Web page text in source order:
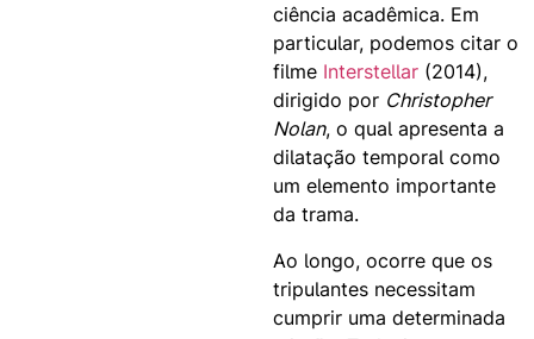
ciência acadêmica. Em
particular, podemos citar o
filme Interstellar (2014),
dirigido por Christopher
Nolan, o qual apresenta a
dilatação temporal como
um elemento importante
da trama.
Ao longo, ocorre que os
tripulantes necessitam
cumprir uma determinada